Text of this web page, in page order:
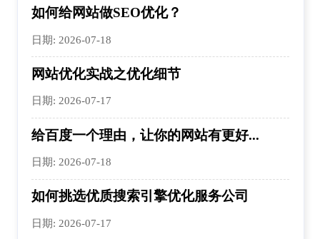
如何给网站做SEO优化？
日期: 2026-07-18
网站优化实战之优化细节
日期: 2026-07-17
给百度一个理由，让你的网站有更好...
日期: 2026-07-18
如何挑选优质搜索引擎优化服务公司
日期: 2026-07-17